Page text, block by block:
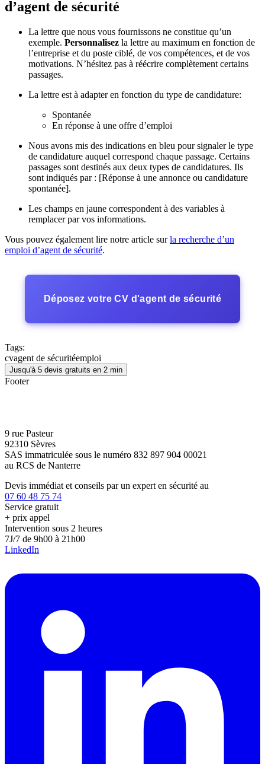
d’agent de sécurité
La lettre que nous vous fournissons ne constitue qu’un
exemple. Personnalisez la lettre au maximum en fonction de
l’entreprise et du poste ciblé, de vos compétences, et de vos
motivations. N’hésitez pas à réécrire complètement certains
passages.
La lettre est à adapter en fonction du type de candidature:
Spontanée
En réponse à une offre d’emploi
Nous avons mis des indications en bleu pour signaler le type
de candidature auquel correspond chaque passage. Certains
passages sont destinés aux deux types de candidatures. Ils
sont indiqués par : [Réponse à une annonce ou candidature
spontanée].
Les champs en jaune correspondent à des variables à
remplacer par vos informations.
Vous pouvez également lire notre article surla recherche d’un
emploi d’agent de sécurité.
Déposez votre CV d'agent de sécurité
Tags:
cvagent de sécuritéemploi
Jusqu'à 5 devis gratuits en 2 min
Footer
9 rue Pasteur
92310 Sèvres
SAS immatriculée sous le numéro 832 897 904 00021
au RCS de Nanterre
Devis immédiat et conseils par un expert en sécurité au
07 60 48 75 74
Service gratuit
+ prix appel
Intervention sous 2 heures
7J/7 de 9h00 à 21h00
LinkedIn